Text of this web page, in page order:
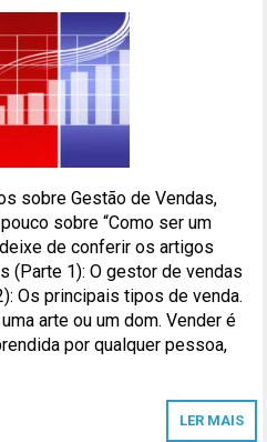
sobre Gestão de Vendas,
sobre “Como ser um
de conferir os artigos
(Parte 1): O gestor de vendas
Os principais tipos de venda.
arte ou um dom. Vender é
por qualquer pessoa,
LER MAIS